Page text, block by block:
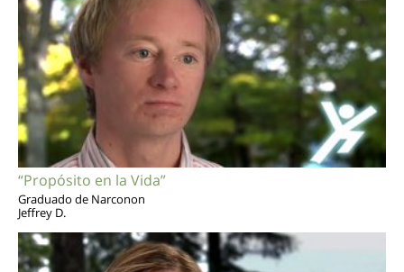
“Propósito en la Vida”
Graduado de Narconon
Jeffrey D.